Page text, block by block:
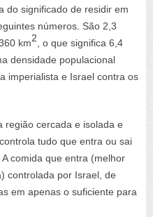
do significado de residir em
números. São 2,3
km2 , o que significa 6,4
densidade populacional
imperialista e Israel contra os
região cercada e isolada e
tudo que entra ou sai
comida que entra (melhor
controlada por Israel, de
em apenas o suficiente para